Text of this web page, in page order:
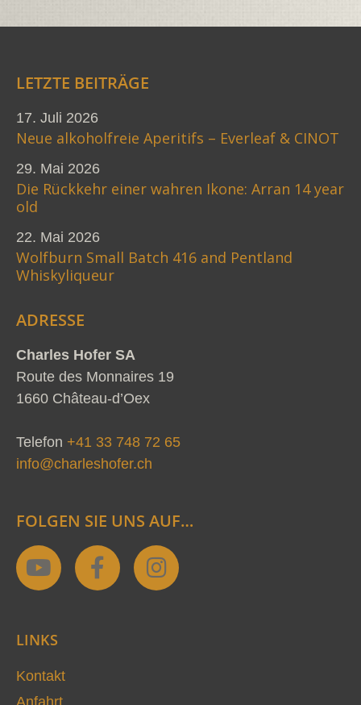
LETZTE BEITRÄGE
17. Juli 2026
Neue alkoholfreie Aperitifs – Everleaf & CINOT
29. Mai 2026
Die Rückkehr einer wahren Ikone: Arran 14 year
old
22. Mai 2026
Wolfburn Small Batch 416 and Pentland
Whiskyliqueur
ADRESSE
Charles Hofer SA
Route des Monnaires 19
1660 Château-d’Oex
Telefon +41 33 748 72 65
info@charleshofer.ch
FOLGEN SIE UNS AUF…
Y
o
u
b
e
F
a
I
n
LINKS
Kontakt
Anfahrt